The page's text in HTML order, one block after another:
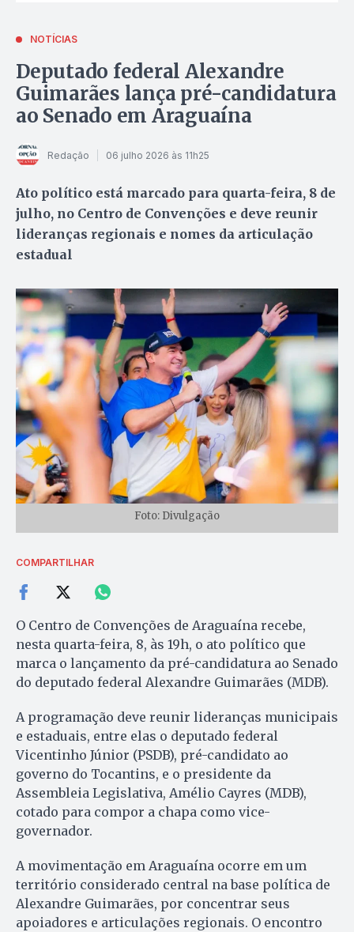
NOTÍCIAS
Deputado federal Alexandre
Guimarães lança pré-candidatura
ao Senado em Araguaína
Redação 06 julho 2026 às 11h25
Ato político está marcado para quarta-feira, 8 de
julho, no Centro de Convenções e deve reunir
lideranças regionais e nomes da articulação
estadual
Foto: Divulgação
COMPARTILHAR
O Centro de Convenções de Araguaína recebe,
nesta quarta-feira, 8, às 19h, o ato político que
marca o lançamento da pré-candidatura ao Senado
do deputado federal Alexandre Guimarães (MDB).
A programação deve reunir lideranças municipais
e estaduais, entre elas o deputado federal
Vicentinho Júnior (PSDB), pré-candidato ao
governo do Tocantins, e o presidente da
Assembleia Legislativa, Amélio Cayres (MDB),
cotado para compor a chapa como vice-
governador.
A movimentação em Araguaína ocorre em um
território considerado central na base política de
Alexandre Guimarães, por concentrar seus
apoiadores e articulações regionais. O encontro